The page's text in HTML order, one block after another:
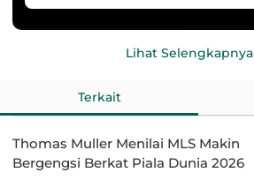
Lihat Selengkapnya
Terkait
Thomas Muller Menilai MLS Makin
Bergengsi Berkat Piala Dunia 2026